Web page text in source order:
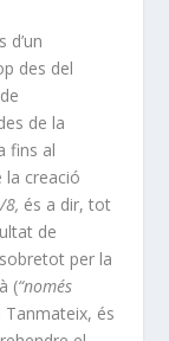
des del
de la
fins al
la creació
8, és a dir, tot
de
per la
(“només
Tanmateix, és